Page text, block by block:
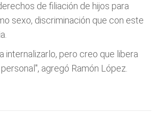
de filiación de hijos para
sexo, discriminación que con este
internalizarlo, pero creo que libera
agregó Ramón López.